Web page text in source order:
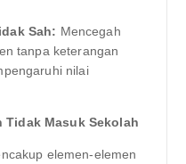
Sah: Mencegah
tanpa keterangan
nilai
Tidak Masuk Sekolah
elemen-elemen